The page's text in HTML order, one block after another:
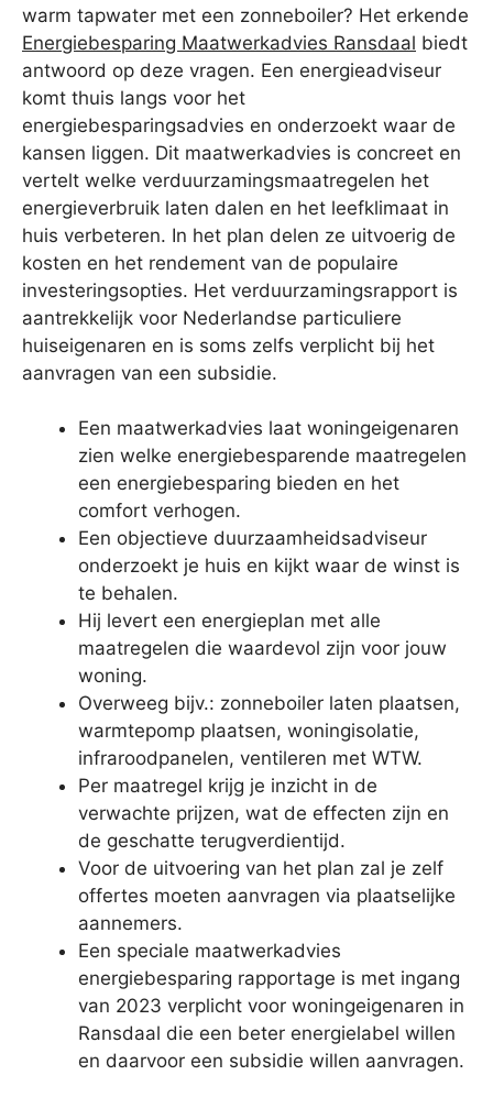
warm tapwater met een zonneboiler? Het erkende
Energiebesparing Maatwerkadvies Ransdaal biedt
antwoord op deze vragen. Een energieadviseur
komt thuis langs voor het
energiebesparingsadvies en onderzoekt waar de
kansen liggen. Dit maatwerkadvies is concreet en
vertelt welke verduurzamingsmaatregelen het
energieverbruik laten dalen en het leefklimaat in
huis verbeteren. In het plan delen ze uitvoerig de
kosten en het rendement van de populaire
investeringsopties. Het verduurzamingsrapport is
aantrekkelijk voor Nederlandse particuliere
huiseigenaren en is soms zelfs verplicht bij het
aanvragen van een subsidie.
Een maatwerkadvies laat woningeigenaren
zien welke energiebesparende maatregelen
een energiebesparing bieden en het
comfort verhogen.
Een objectieve duurzaamheidsadviseur
onderzoekt je huis en kijkt waar de winst is
te behalen.
Hij levert een energieplan met alle
maatregelen die waardevol zijn voor jouw
woning.
Overweeg bijv.: zonneboiler laten plaatsen,
warmtepomp plaatsen, woningisolatie,
infraroodpanelen, ventileren met WTW.
Per maatregel krijg je inzicht in de
verwachte prijzen, wat de effecten zijn en
de geschatte terugverdientijd.
Voor de uitvoering van het plan zal je zelf
offertes moeten aanvragen via plaatselijke
aannemers.
Een speciale maatwerkadvies
energiebesparing rapportage is met ingang
van 2023 verplicht voor woningeigenaren in
Ransdaal die een beter energielabel willen
en daarvoor een subsidie willen aanvragen.